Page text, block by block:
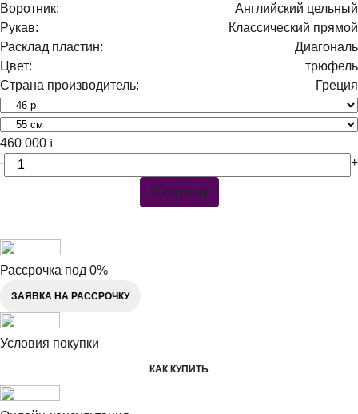
Воротник:
Английский цельный
Рукав:
Классический прямой
Расклад пластин:
Диагональ
Цвет:
трюфель
Страна производитель:
Греция
460 000 i
-
+
В корзину
Рассрочка под 0%
ЗАЯВКА НА РАССРОЧКУ
Условия покупки
КАК КУПИТЬ